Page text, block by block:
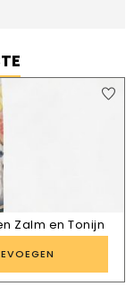
Zalm en Tonijn